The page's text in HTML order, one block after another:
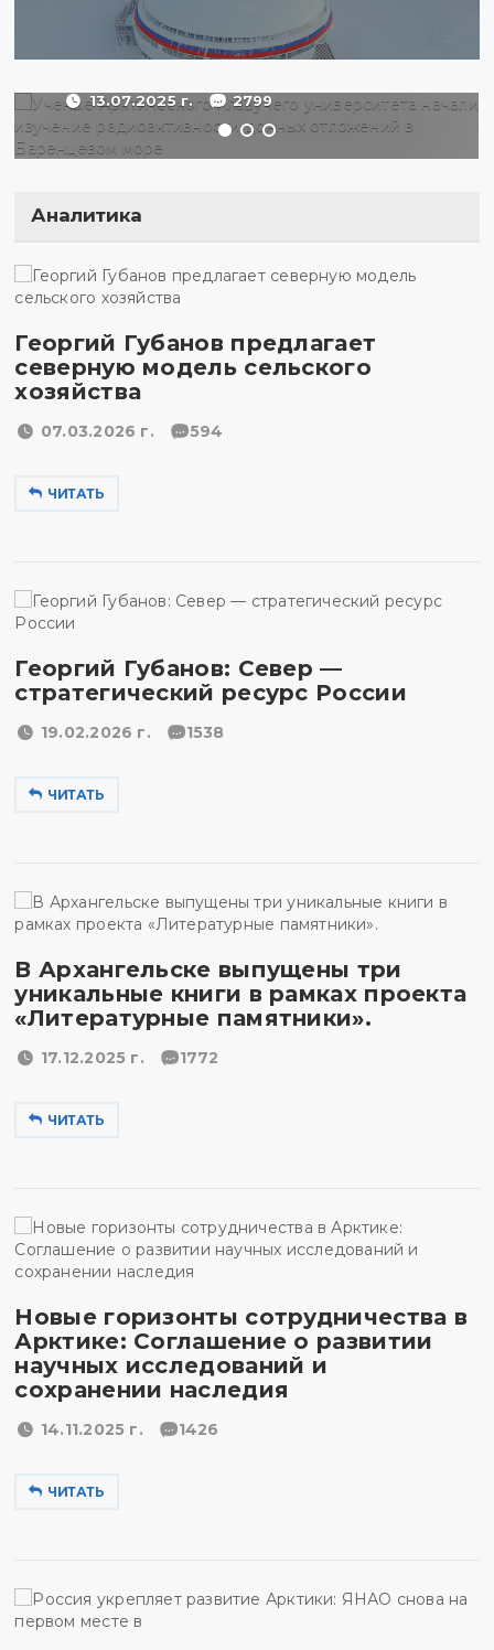
радиоактивности донных
отложений в Баренцевом
13.07.2025 г. 2799
Аналитика
Георгий Губанов предлагает
северную модель сельского
хозяйства
07.03.2026 г. 594
ЧИТАТЬ
Георгий Губанов: Север —
стратегический ресурс России
19.02.2026 г. 1538
ЧИТАТЬ
В Архангельске выпущены три
уникальные книги в рамках проекта
«Литературные памятники».
17.12.2025 г. 1772
ЧИТАТЬ
Новые горизонты сотрудничества в
Арктике: Соглашение о развитии
научных исследований и
сохранении наследия
14.11.2025 г. 1426
ЧИТАТЬ